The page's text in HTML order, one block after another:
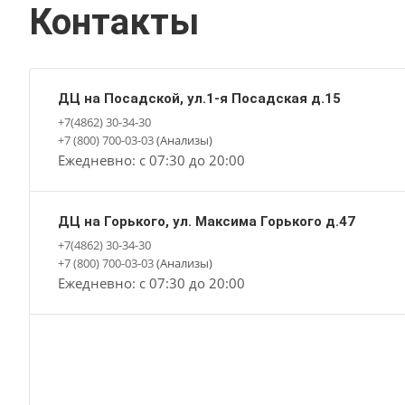
Контакты
ДЦ на Посадской, ул.1-я Посадская д.15
+7(4862) 30-34-30
+7 (800) 700-03-03(Анализы)
Ежедневно: с 07:30 до 20:00
ДЦ на Горького, ул. Максима Горького д.47
+7(4862) 30-34-30
+7 (800) 700-03-03(Анализы)
Ежедневно: с 07:30 до 20:00